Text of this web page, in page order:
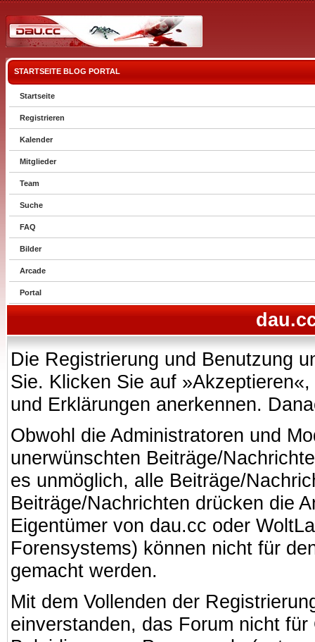
STARTSEITE BLOG PORTAL
Startseite
Registrieren
Kalender
Mitglieder
Team
Suche
FAQ
Bilder
Arcade
Portal
Die Registrierung und Benutzung
Sie. Klicken Sie auf
und Erklärungen anerkennen.
Obwohl die Administratoren und
unerwünschten Beiträge/
es unmöglich, alle Beiträge/
Beiträge/Nachrichten drücken die
Eigentümer von dau.cc oder
Forensystems) können nicht für
gemacht werden.
Mit dem Vollenden der
einverstanden, das Forum nicht